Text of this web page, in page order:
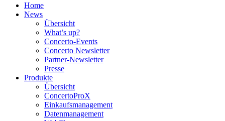
Home
News
Übersicht
What’s up?
Concerto-Events
Concerto Newsletter
Partner-Newsletter
Presse
Produkte
Übersicht
ConcertoProX
Einkaufsmanagement
Datenmanagement